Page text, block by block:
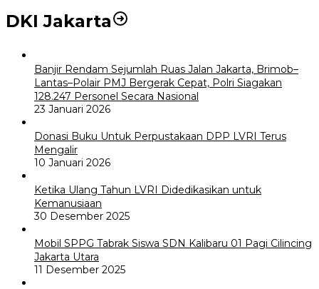
DKI Jakarta
Banjir Rendam Sejumlah Ruas Jalan Jakarta, Brimob–
Lantas–Polair PMJ Bergerak Cepat, Polri Siagakan
128.247 Personel Secara Nasional
23 Januari 2026
Donasi Buku Untuk Perpustakaan DPP LVRI Terus
Mengalir
10 Januari 2026
Ketika Ulang Tahun LVRI Didedikasikan untuk
Kemanusiaan
30 Desember 2025
Mobil SPPG Tabrak Siswa SDN Kalibaru 01 Pagi Cilincing
Jakarta Utara
11 Desember 2025